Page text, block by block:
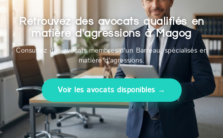
Retrouvez des avocats qualifiés en
matière d'agressions à Magog
Consultez des avocats membres d'un Barreau, spécialisés en
matière d'agressions.
Voir les avocats disponibles →